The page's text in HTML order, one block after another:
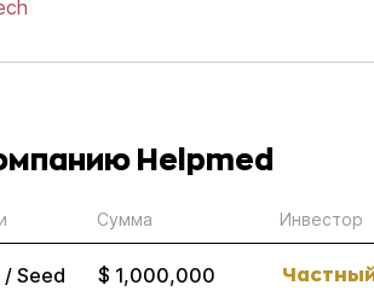
Helpmed
Сумма Инвестор
Seed $ 1,000,000